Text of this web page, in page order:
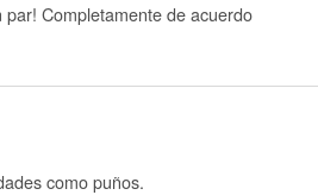
par! Completamente de acuerdo
como puños.